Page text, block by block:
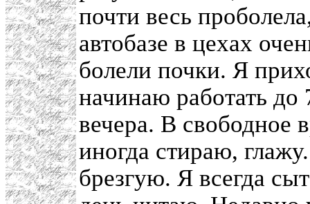
почти весь
автобазе в цехах
болели почки. Я
начинаю работать до
вечера. В
иногда стираю,
брезгую. Я всегда